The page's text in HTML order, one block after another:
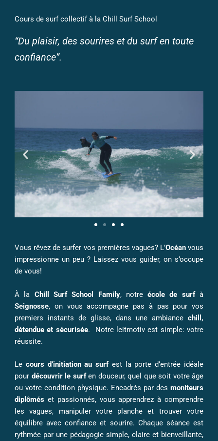
Cours de surf collectif à la Chill Surf School
“Du plaisir, des sourires et du surf en toute
confiance”.
Vous rêvez de surfer vos premières vagues? L’Océanvous
impressionne un peu ? Laissez vous guider, on s’occupe
de vous!
À la Chill Surf School Family, notreécole de surfà
Seignosse, on vous accompagne pas à pas pour vos
premiers instants de glisse, dans une ambiance chill,
détendue et sécurisée. Notre leitmotiv est simple: votre
réussite.
Le cours d’initiation au surfest la porte d’entrée idéale
pour découvrir le surfen douceur, quel que soit votre âge
ou votre condition physique. Encadrés par des moniteurs
diplômés et passionnés, vous apprendrez à comprendre
les vagues, manipuler votre planche et trouver votre
équilibre avec confiance et sourire. Chaque séance est
rythmée par une pédagogie simple, claire et bienveillante,